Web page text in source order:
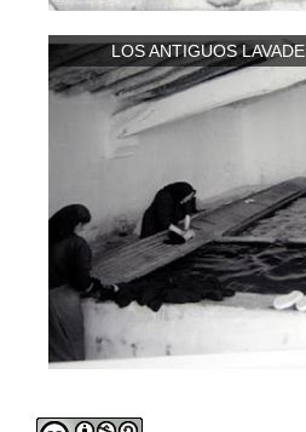
LOS ANTIGUOS